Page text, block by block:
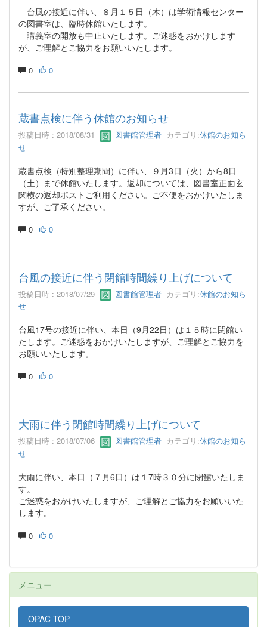
台風の接近に伴い、８月１５日（木）は学術情報センター
の図書室は、臨時休館いたします。
講義室の開放も中止いたします。ご迷惑をおかけします
が、ご理解とご協力をお願いいたします。
0 0
蔵書点検に伴う休館のお知らせ
投稿日時 : 2018/08/31 図書館管理者 カテゴリ:休館のお知ら
せ
蔵書点検（特別整理期間）に伴い、９月3日（火）から8日
（土）まで休館いたします。返却については、図書室正面玄
関横の返却ポストご利用ください。ご不便をおかけいたしま
すが、ご了承ください。
0 0
台風の接近に伴う閉館時間繰り上げについて
投稿日時 : 2018/07/29 図書館管理者 カテゴリ:休館のお知ら
せ
台風17号の接近に伴い、本日（9月22日）は１５時に閉館い
たします。ご迷惑をおかけいたしますが、ご理解とご協力を
お願いいたします。
0 0
大雨に伴う閉館時間繰り上げについて
投稿日時 : 2018/07/06 図書館管理者 カテゴリ:休館のお知ら
せ
大雨に伴い、本日（７月6日）は１7時３０分に閉館いたしま
す。
ご迷惑をおかけいたしますが、ご理解とご協力をお願いいた
します。
0 0
メニュー
OPAC TOP